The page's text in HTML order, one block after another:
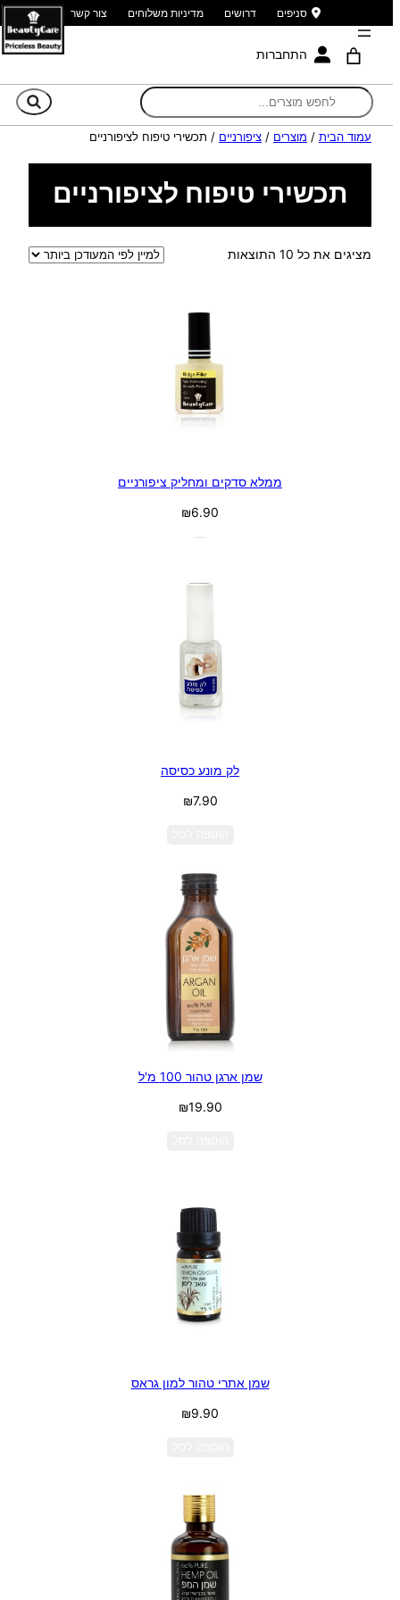
סניפים דרושים מדיניות משלוחים צור קשר
התחברות
עמוד הבית / מוצרים / ציפורניים / תכשירי טיפוח לציפורניים
תכשירי טיפוח לציפורניים
מציגים את כל ⁦10⁩ התוצאות
ממוין
העדכני
ביותר
ממלא סדקים ומחליק ציפורניים
₪6.90
לק מונע כסיסה
₪7.90
שמן ארגן טהור 100 מ'ל
₪19.90
שמן אתרי טהור למון גראס
₪9.90